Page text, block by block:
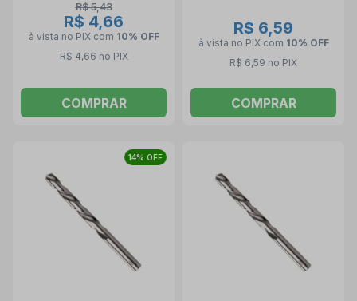
R$ 5,43
R$ 4,66
à vista no PIX com 10% OFF
R$ 4,66 no PIX
COMPRAR
R$ 6,59
à vista no PIX com 10% OFF
R$ 6,59 no PIX
COMPRAR
14% OFF